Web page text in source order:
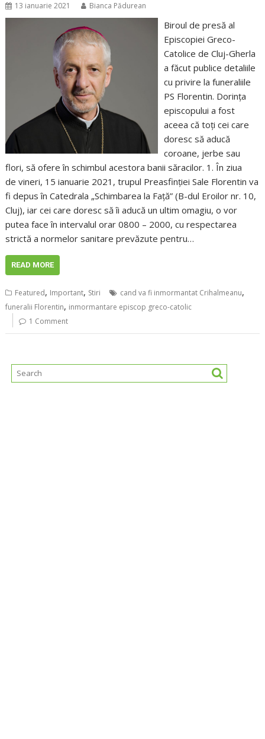
13 ianuarie 2021 Bianca Pădurean
Biroul de presă al
Episcopiei Greco-
Catolice de Cluj-Gherla
a făcut publice detaliile
cu privire la funeraliile
PS Florentin. Dorința
episcopului a fost
aceea că toți cei care
doresc să aducă
coroane, jerbe sau
flori, să ofere în schimbul acestora banii săracilor. 1. În ziua
de vineri, 15 ianuarie 2021, trupul Preasfinției Sale Florentin va
fi depus în Catedrala „Schimbarea la Față” (B-dul Eroilor nr. 10,
Cluj), iar cei care doresc să îi aducă un ultim omagiu, o vor
putea face în intervalul orar 0800 – 2000, cu respectarea
strictă a normelor sanitare prevăzute pentru…
READ MORE
Featured, Important, Stiri cand va fi inmormantat Crihalmeanu,
funeralii Florentin, inmormantare episcop greco-catolic
1 Comment